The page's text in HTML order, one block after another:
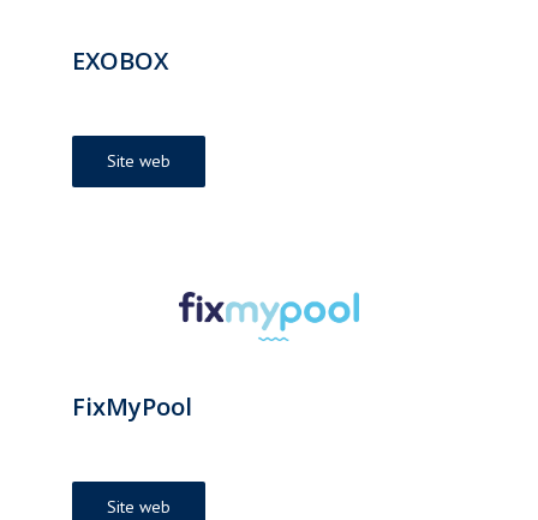
EXOBOX
Site web
FixMyPool
Site web